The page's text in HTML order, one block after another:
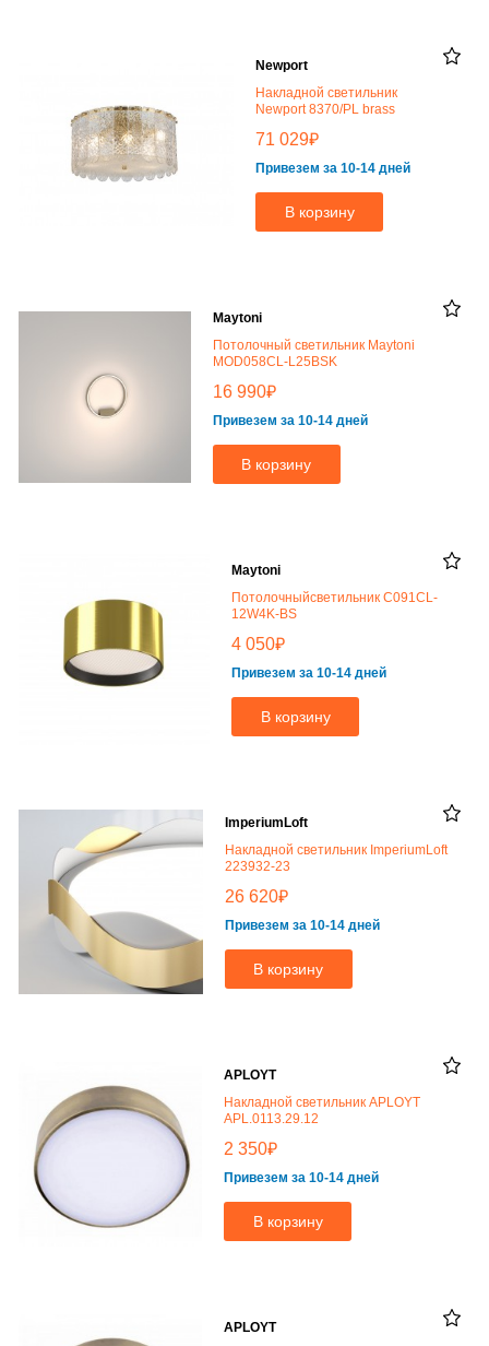
Newport
Накладной светильник
Newport 8370/PL brass
71 029₽
Привезем за 10-14 дней
В корзину
Maytoni
Потолочный светильник Maytoni
MOD058CL-L25BSK
16 990₽
Привезем за 10-14 дней
В корзину
Maytoni
Потолочныйсветильник C091CL-
12W4K-BS
4 050₽
Привезем за 10-14 дней
В корзину
ImperiumLoft
Накладной светильник ImperiumLoft
223932-23
26 620₽
Привезем за 10-14 дней
В корзину
APLOYT
Накладной светильник APLOYT
APL.0113.29.12
2 350₽
Привезем за 10-14 дней
В корзину
APLOYT